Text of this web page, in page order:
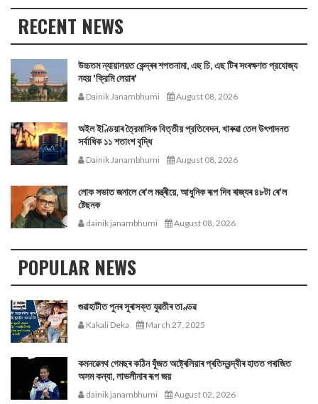
RECENT NEWS
উচ্চতম ন্যায়ালয়ত কেন্দ্ৰৰ শপতনামা, এছ চি, এছ টিৰ সংৰক্ষণত প্রযোজ্য
নহয় 'ক্রিমি লেয়াৰ'
Dainik Janambhumi August 08, 2026
অইল ইণ্ডিয়াৰ ত্রৈমাসিক বিত্তীয় প্রতিবেদন, খাৰুৱা তেল উৎপাদনত
সর্বাধিক ১১ শতাংশ বৃদ্ধি
Dainik Janambhumi August 08, 2026
লোক সভাত জনালে ৰে'ল মন্ত্ৰীয়ে, আধুনিক ৰূপ দিব ৰাজ্যৰ ৪৮টা ৰে'ল
ষ্টেছনক
dainik janambhumi August 08, 2026
POPULAR NEWS
গুৱাহাটীত পুনৰ সুৰাসক্ত যুৱতীৰ তাণ্ডৱ
Kakali Deka March 27, 2025
কমনৱেলথ গেমছৰ কঠিন যুঁজত অষ্ট্ৰেলিয়াৰ প্ৰতিদ্বন্দ্বীৰ হাতত পৰাজিত
অসম কন্যা, লাভলীনাৰ ৰূপ জয়
dainik janambhumi August 02, 2026